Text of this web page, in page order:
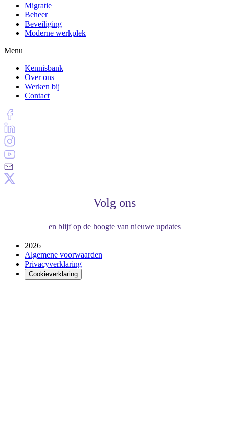
Migratie
Beheer
Beveiliging
Moderne werkplek
Menu
Kennisbank
Over ons
Werken bij
Contact
Volg ons
en blijf op de hoogte van nieuwe updates
2026
Algemene voorwaarden
Privacyverklaring
Cookieverklaring